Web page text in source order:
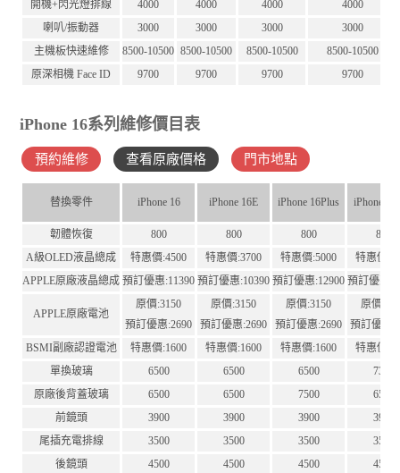
開機+閃光燈排線
4000 4000 4000
4000
喇叭/振動器
3000 3000 3000
3000
主機板快速維修
8500-10500 8500-10500 8500-10500
8500-10500
原深相機 Face ID
9700 9700 9700 9700
iPhone 16系列維修價目表
預約維修 查看原廠價格 門市地點
替換零件 iPhone 16 iPhone 16E iPhone 16Plus iPhone 16
韌體恢復 800 800 800
800
A級OLED液晶總成
特惠價:4500 特惠價:3700 特惠價:5000
特惠價
APPLE原廠液晶總成 預訂優惠:11390 預訂優惠:10390 預訂優惠:12900 預訂優惠
APPLE原廠電池
原價:3150
預訂優惠:2690
原價:3150
預訂優惠:2690
原價:3150
預訂優惠:2690
原價
預訂優惠
BSMI副廠認證電池
特惠價:1600 特惠價:1600 特惠價:1600
特惠價
單換玻璃
6500 6500 6500
7300
原廠後背蓋玻璃
6500 6500 7500
6500
前鏡頭
3900 3900 3900
3900
尾插充電排線
3500 3500 3500
3500
後鏡頭
4500 4500 4500
4500